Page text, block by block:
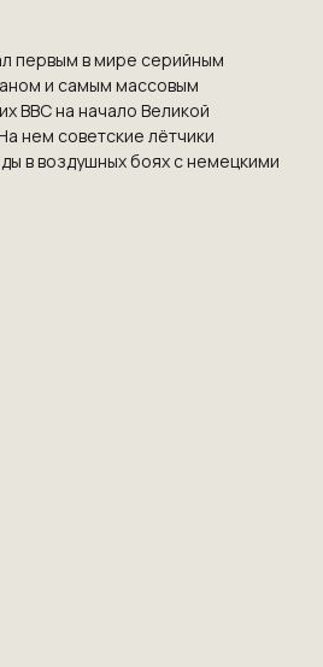
первым в мире серийным
и самым массовым
ВВС на начало Великой
нем советские лётчики
в воздушных боях с немецкими